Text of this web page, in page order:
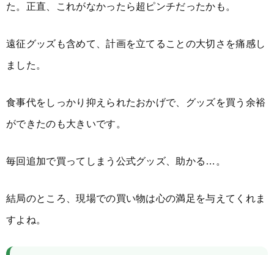
た。正直、これがなかったら超ピンチだったかも。
遠征グッズも含めて、計画を立てることの大切さを痛感し
ました。
食事代をしっかり抑えられたおかげで、グッズを買う余裕
ができたのも大きいです。
毎回追加で買ってしまう公式グッズ、助かる…。
結局のところ、現場での買い物は心の満足を与えてくれま
すよね。